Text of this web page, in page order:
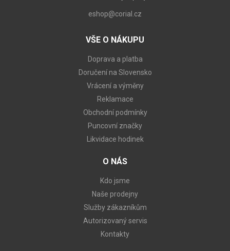
eshop@corial.cz
VŠE O NÁKUPU
Doprava a platba
Doručení na Slovensko
Vrácení a výměny
Reklamace
Obchodní podmínky
Puncovní značky
Likvidace hodinek
O NÁS
Kdo jsme
Naše prodejny
Služby zákazníkům
Autorizovaný servis
Kontakty